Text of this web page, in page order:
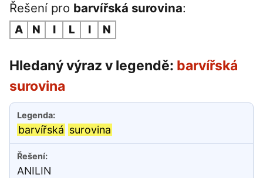
Řešení pro barvířská surovina:
A N I L I N
Hledaný výraz v legendě: barvířská
surovina
barvířská surovina
ANILIN